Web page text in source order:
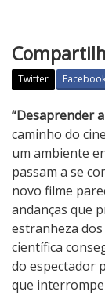
Twitter
D
e
s
a
p
r
e
n
d
e
“Desaprender
caminho do
um ambiente
passam a se
novo filme
andanças que
estranheza dos
científica
do espectador
que